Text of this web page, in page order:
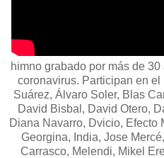
himno grabado por más de
coronavirus. Participan en
Suárez, Álvaro Soler, Blas
David Bisbal, David Otero,
Diana Navarro, Dvicio, Efecto
Georgina, India, Jose
Carrasco, Melendi, Mikel